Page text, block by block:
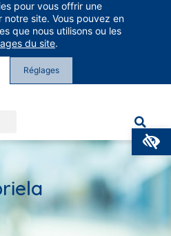
Groupe Vivalto Santé
Entre nous, la vie
pour vous offrir une
notre site. Vous pouvez en
que nous utilisons ou les
du site.
Réglages